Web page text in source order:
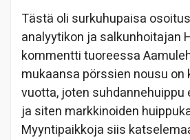
Tästä oli surkuhupaisa
analyytikon ja salkunhoitajan
kommentti tuoreessa
mukaansa pörssien nousu
vuotta, joten suhdannehuippu
ja siten markkinoiden
Myyntipaikkoja siis